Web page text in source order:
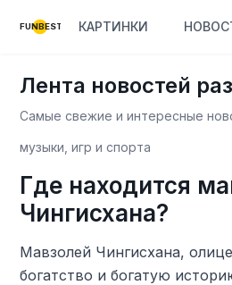
FUNBEST КАРТИНКИ
Лента новостей
Самые свежие и интересные
музыки, игр и спорта
Где находится
Чингисхана?
Мавзолей Чингисхана,
богатство и богатую